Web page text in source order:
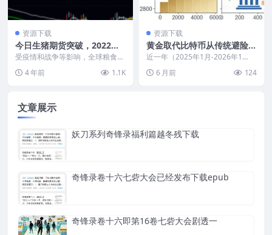
资源下载
今日生猪期货突破，2022年
猪周期有望开启
受疫情和战争等影响，全球粮食和
国家统计局4月11号...
4 年前 1.1K
资源下载
黄金取代比特币从传统避险工
具升级为 “全球避难货币”
近一年（2025年1月-2026年1
反的价格轨迹...
6 月前 124
文章展示
妖刀系列奇锋录福利篇越冬残下载
奇锋录卷十六七砦大会已经发布下载epub
奇锋录卷十六即第16卷七砦大会剧透一